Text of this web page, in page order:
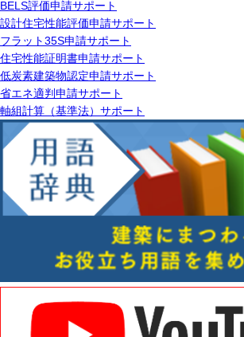
BELS評価申請サポート
設計住宅性能評価申請サポート
フラット35S申請サポート
住宅性能証明書申請サポート
低炭素建築物認定申請サポート
省エネ適判申請サポート
軸組計算（基準法）サポート